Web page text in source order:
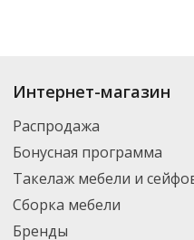
Купить
можете выбрать нужный товар
партнерской транспортной
Интернет-магазин
Распродажа
Бонусная программа
Такелаж мебели и
Сборка мебели
Бренды